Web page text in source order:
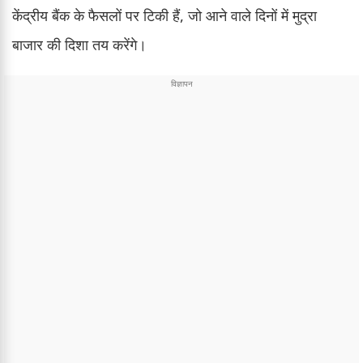
केंद्रीय बैंक के फैसलों पर टिकी हैं, जो आने वाले दिनों में मुद्रा
बाजार की दिशा तय करेंगे।